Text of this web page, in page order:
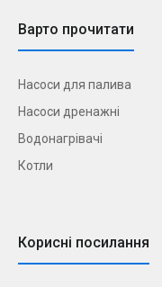
Варто прочитати
Насоси для палива
Насоси дренажні
Водонагрівачі
Котли
Корисні посилання